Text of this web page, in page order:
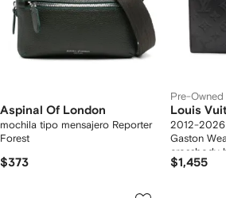
Aspinal Of London
mochila tipo mensajero Reporter
Forest
$373
Pre-Owned
Louis
2012-2026
Gaston
crossbody
$1,455